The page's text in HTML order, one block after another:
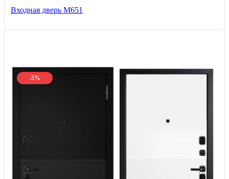
Входная дверь М651
-5%